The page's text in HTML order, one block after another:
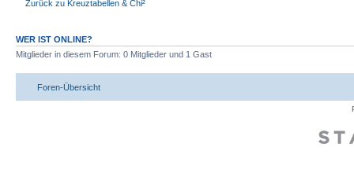
Zurück zu Kreuztabellen & Chi²
WER IST ONLINE?
Mitglieder in diesem Forum: 0 Mitglieder und 1 Gast
Foren-Übersicht